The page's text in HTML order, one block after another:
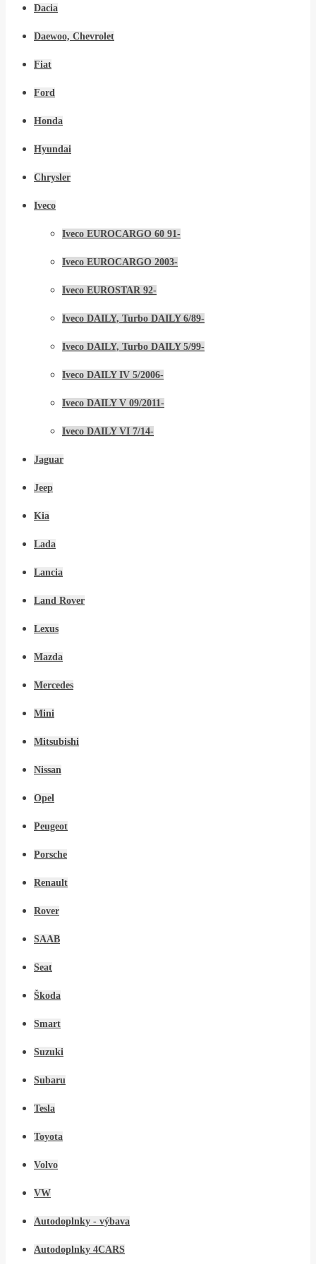
Dacia
Daewoo, Chevrolet
Fiat
Ford
Honda
Hyundai
Chrysler
Iveco
Iveco EUROCARGO 60 91-
Iveco EUROCARGO 2003-
Iveco EUROSTAR 92-
Iveco DAILY, Turbo DAILY 6/89-
Iveco DAILY, Turbo DAILY 5/99-
Iveco DAILY IV 5/2006-
Iveco DAILY V 09/2011-
Iveco DAILY VI 7/14-
Jaguar
Jeep
Kia
Lada
Lancia
Land Rover
Lexus
Mazda
Mercedes
Mini
Mitsubishi
Nissan
Opel
Peugeot
Porsche
Renault
Rover
SAAB
Seat
Škoda
Smart
Suzuki
Subaru
Tesla
Toyota
Volvo
VW
Autodoplnky - výbava
Autodoplnky 4CARS